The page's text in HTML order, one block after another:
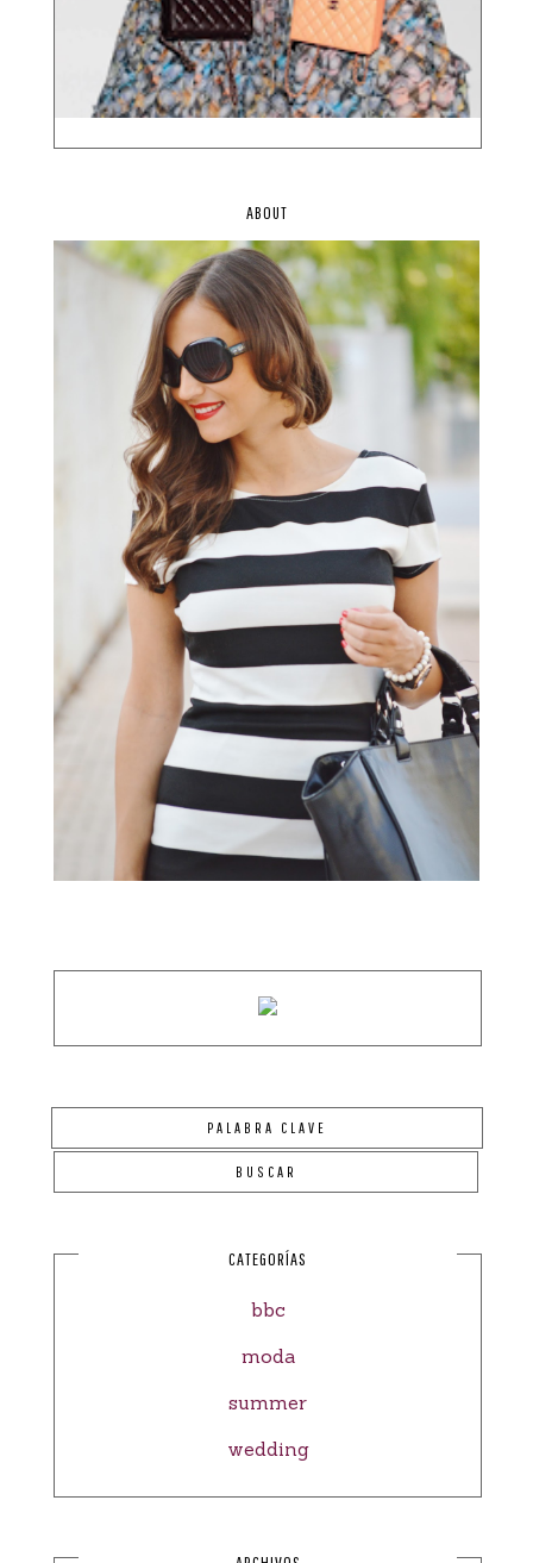
ABOUT
CATEGORÍAS
bbc
moda
summer
wedding